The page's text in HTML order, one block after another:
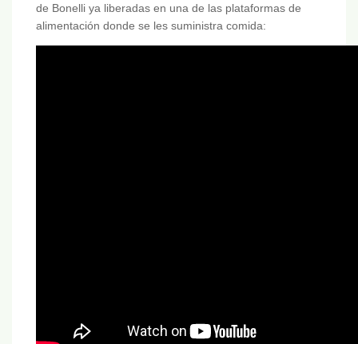
de Bonelli ya liberadas en una de las plataformas de
alimentación donde se les suministra comida: